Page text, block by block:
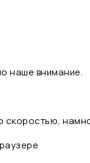
наше внимание.
скоростью,